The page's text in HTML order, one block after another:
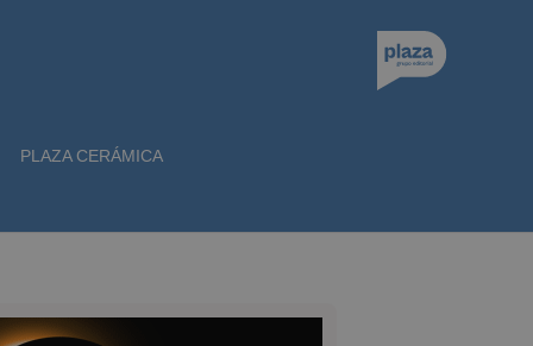
PLAZA CERÁMICA